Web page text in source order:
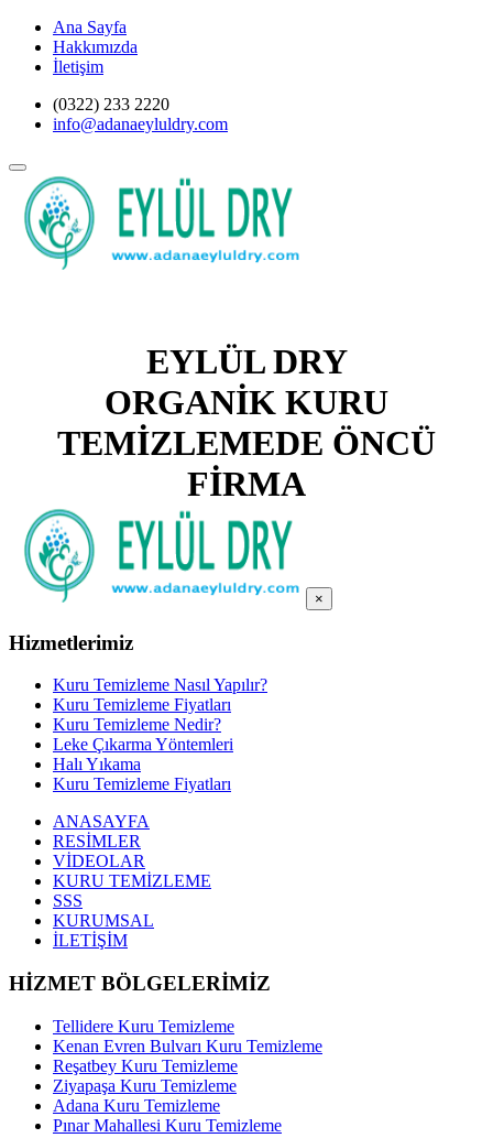
Ana Sayfa
Hakkımızda
İletişim
(0322) 233 2220
info@adanaeyluldry.com
EYLÜL DRY
ORGANİK KURU
TEMİZLEMEDE ÖNCÜ
FİRMA
×
Hizmetlerimiz
Kuru Temizleme Nasıl Yapılır?
Kuru Temizleme Fiyatları
Kuru Temizleme Nedir?
Leke Çıkarma Yöntemleri
Halı Yıkama
Kuru Temizleme Fiyatları
ANASAYFA
RESİMLER
VİDEOLAR
KURU TEMİZLEME
SSS
KURUMSAL
İLETİŞİM
HİZMET BÖLGELERİMİZ
Tellidere Kuru Temizleme
Kenan Evren Bulvarı Kuru Temizleme
Reşatbey Kuru Temizleme
Ziyapaşa Kuru Temizleme
Adana Kuru Temizleme
Pınar Mahallesi Kuru Temizleme